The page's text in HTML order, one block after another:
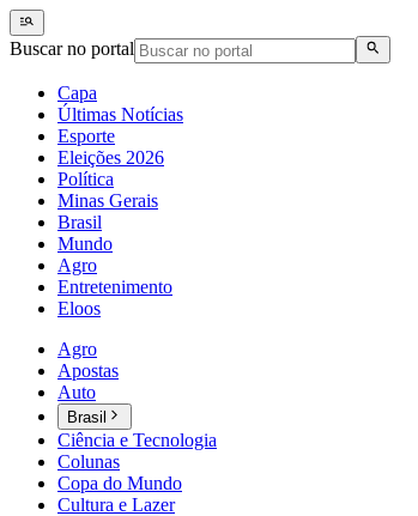
Buscar no portal
Capa
Últimas Notícias
Esporte
Eleições 2026
Política
Minas Gerais
Brasil
Mundo
Agro
Entretenimento
Eloos
Agro
Apostas
Auto
Brasil
Ciência e Tecnologia
Colunas
Copa do Mundo
Cultura e Lazer